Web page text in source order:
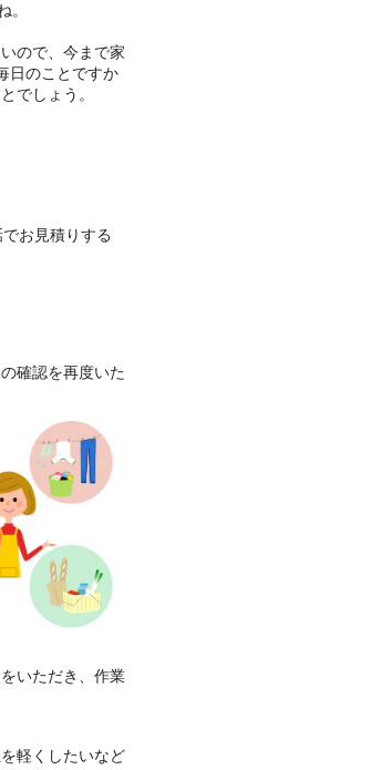
。
ので、今まで家
日のことですか
でしょう。
お見積りする
確認を再度いた
いただき、作業
軽くしたいなど